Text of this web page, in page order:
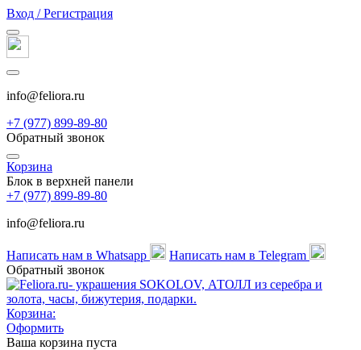
Вход / Регистрация
info@feliora.ru
+7 (977) 899-89-80
Обратный звонок
Корзина
Блок в верхней панели
+7 (977) 899-89-80
info@feliora.ru
Написать нам в Whatsapp
Написать нам в Telegram
Обратный звонок
Корзина:
Оформить
Ваша корзина пуста